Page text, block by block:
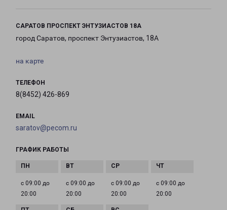
САРАТОВ ПРОСПЕКТ ЭНТУЗИАСТОВ 18А
город Саратов, проспект Энтузиастов, 18А
на карте
ТЕЛЕФОН
8(8452) 426-869
EMAIL
saratov@pecom.ru
ГРАФИК РАБОТЫ
с 09:00 до
20:00
с 09:00 до
20:00
с 09:00 до
20:00
с 09:00 до
20:00